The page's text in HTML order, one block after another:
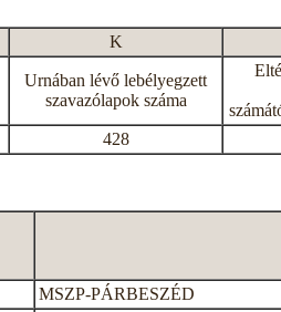
K
Urnában lévő lebélyegzett
szavazólapok száma
428
MSZP-PÁRBESZÉD